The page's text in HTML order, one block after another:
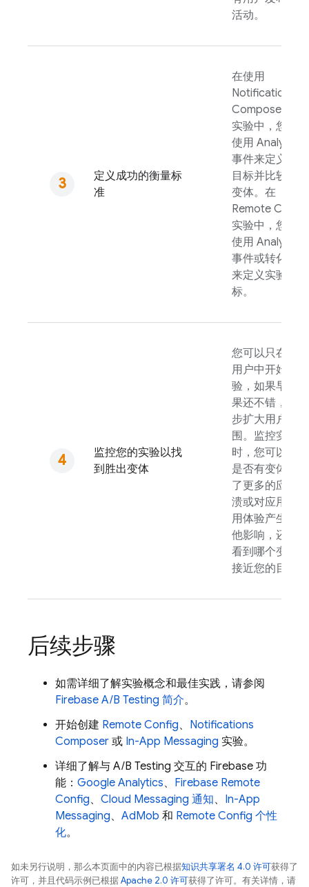
活动。
定义成功的衡量标
准
在使用
Notifications
Composer 的
实验中，您可以
使用 Analytics
事件来定义实验
目标并比较实验
变体。在
Remote Config
实验中，您可以
使用 Analytics
事件或转化漏斗
来定义实验目
标。
监控您的实验以找
到胜出变体
您可以只在几个
用户中开始实
验，如果早期结
果还不错，再逐
步扩大用户范
围。监控实验
时，您可以看到
是否有变体导致
了更多的应用崩
溃或对应用的使
用体验产生了其
他影响，还可以
看到哪个变体最
接近您的目标。
后续步骤
如需详细了解实验概念和最佳实践，请参阅
Firebase A/B Testing 简介。
开始创建 Remote Config、 Notifications
Composer 或 In-App Messaging 实验。
详细了解与 A/B Testing 交互的 Firebase 功
能： Google Analytics、 Firebase Remote
Config、 Cloud Messaging 通知、 In-App
Messaging、 AdMob 和 Remote Config 个性
化。
如未另行说明，那么本页面中的内容已根据知识共享署名 4.0 许可获得了
许可，并且代码示例已根据Apache 2.0 许可获得了许可。有关详情，请